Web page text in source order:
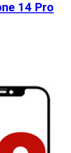
14 Pro